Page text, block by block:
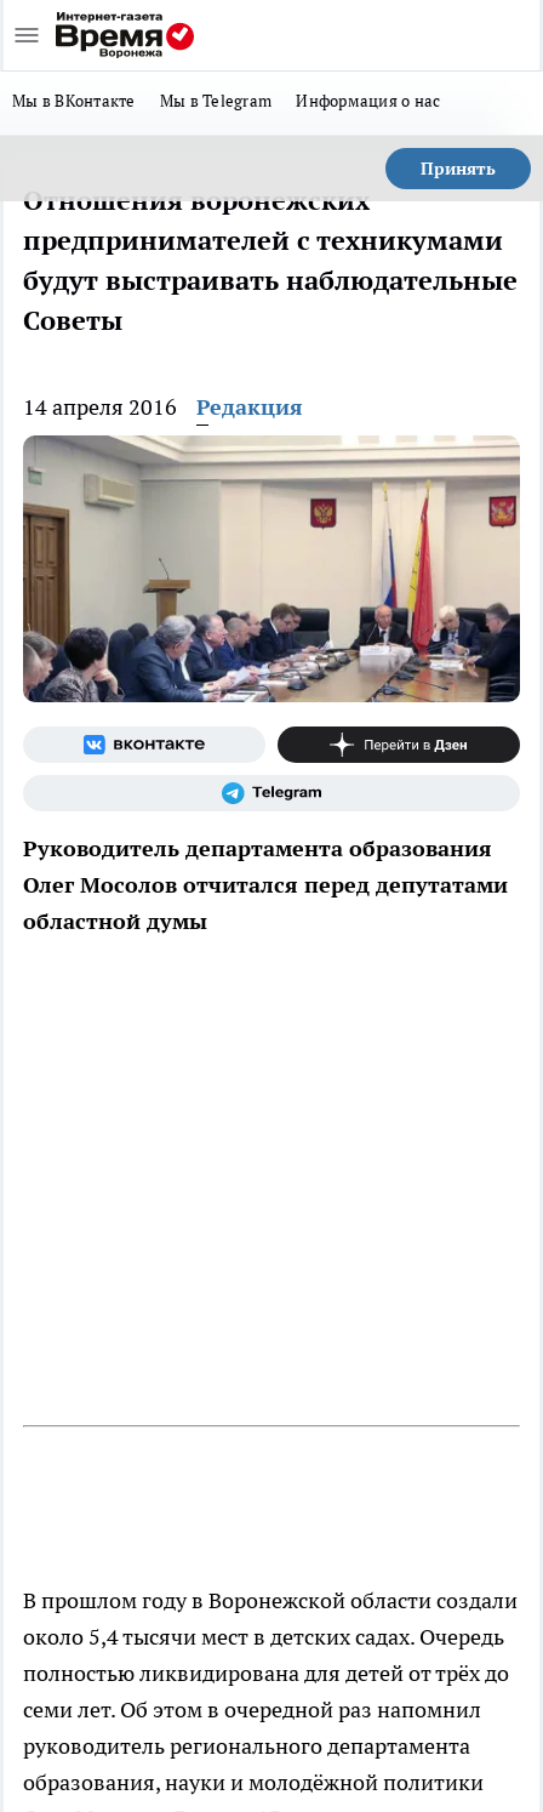
Мы в ВКонтакте Мы в Telegram Информация о нас
Принять
Отношения воронежских
предпринимателей с техникумами
будут выстраивать наблюдательные
Советы
14 апреля 2016 Редакция
Руководитель департамента образования
Олег Мосолов отчитался перед депутатами
областной думы
В прошлом году в Воронежской области создали
около 5,4 тысячи мест в детских садах. Очередь
полностью ликвидирована для детей от трёх до
семи лет. Об этом в очередной раз напомнил
руководитель регионального департамента
образования, науки и молодёжной политики